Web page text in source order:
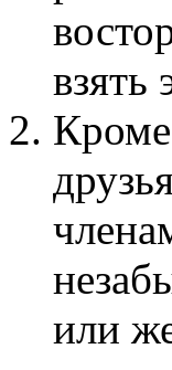
взять
Кроме
или